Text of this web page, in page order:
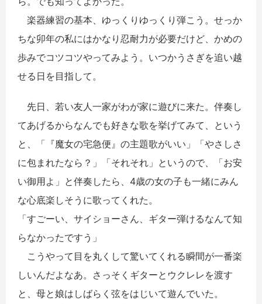
楽器練習の基本、ゆっくりゆっくり弾こう。せっか
ちな卯年の私にはかなり忍耐力が必要だけど、かめの
歩みでコツコツやってみよう。いつかうさぎを追い越
せる日を目指して。
先日、若い友人一家がわが家に遊びに来た。伴奏し
てあげるからなんでも好きな歌を挙げてみて、という
と、「『魔女の宅急便』の主題歌がいい」「やさしさ
に包まれたなら？」「それそれ」というので、「お安
い御用よ」と伴奏したら、4歳の女の子も一緒にみん
な心底楽しそうに歌ってくれた。
「すごーい、サイショーさん、ギター弾けるなんて知
らなかったですう」
こうやって目を丸くして驚いてくれる瞬間が一番楽
しいんだよなあ。さっそくギターとウクレレを渡す
と、母と娘はしばらく弦をはじいて遊んでいた。